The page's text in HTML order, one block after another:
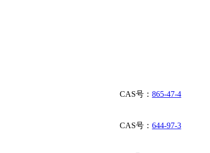
CAS号： 865-47-4
CAS号： 644-97-3